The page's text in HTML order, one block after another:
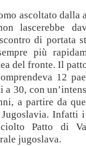
ascoltato dalla
lascerebbe
di portata
più
del fronte. Il
12
30, con
a partire da
Infatti
Patto di
jugoslava.